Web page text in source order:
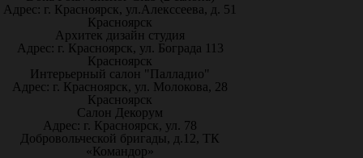
Адрес: г. Красноярск, ул.Алекссеева, д. 51
Красноярск
Архитек дизайн студия
Адрес: г. Красноярск, ул. Бограда 113
Красноярск
Интерьерный салон "Палладио"
Адрес: г. Красноярск, ул. Молокова, 28
Красноярск
Салон Декорум
Адрес: г. Красноярск, ул. 78
Добровольческой бригады, д.12, ТК
«Командор»